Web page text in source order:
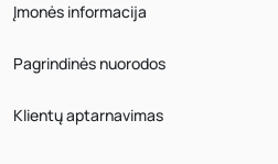
Įmonės informacija
Pagrindinės nuorodos
Klientų aptarnavimas